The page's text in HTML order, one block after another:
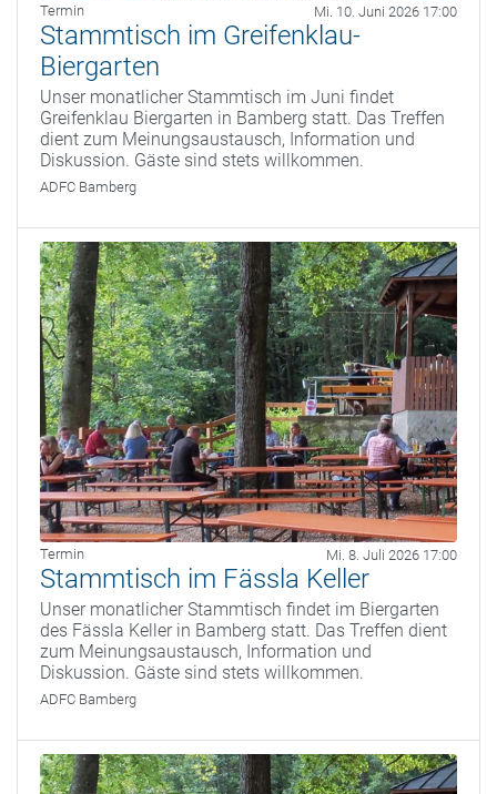
Termin Mi. 10. Juni 2026 17:00
Stammtisch im Greifenklau-
Biergarten
Unser monatlicher Stammtisch im Juni findet
Greifenklau Biergarten in Bamberg statt. Das Treffen
dient zum Meinungsaustausch, Information und
Diskussion. Gäste sind stets willkommen.
ADFC Bamberg
Termin Mi. 8. Juli 2026 17:00
Stammtisch im Fässla Keller
Unser monatlicher Stammtisch findet im Biergarten
des Fässla Keller in Bamberg statt. Das Treffen dient
zum Meinungsaustausch, Information und
Diskussion. Gäste sind stets willkommen.
ADFC Bamberg